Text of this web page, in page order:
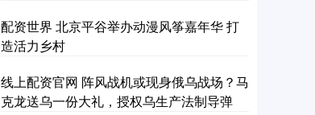
配资世界 北京平谷举办动漫风筝嘉年华 打
造活力乡村
线上配资官网 阵风战机或现身俄乌战场？马
克龙送乌一份大礼，授权乌生产法制导弹